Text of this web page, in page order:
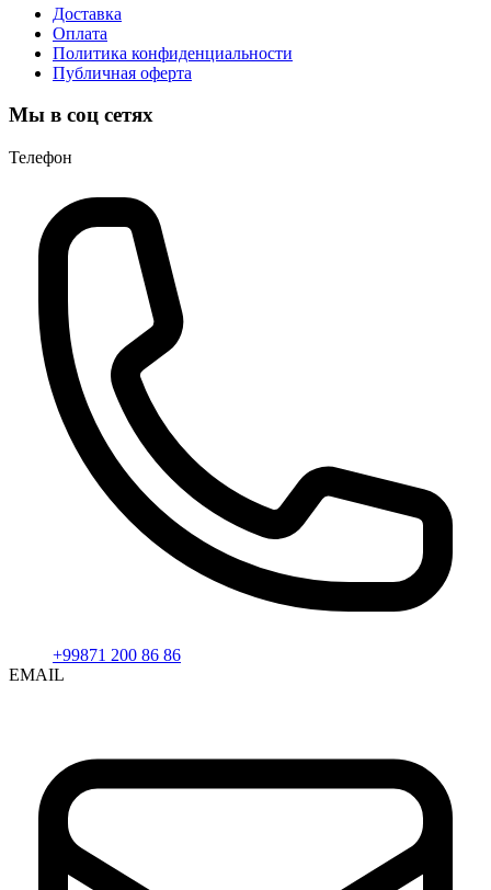
Доставка
Оплата
Политика конфиденциальности
Публичная оферта
Мы в соц сетях
Телефон
+99871 200 86 86
EMAIL